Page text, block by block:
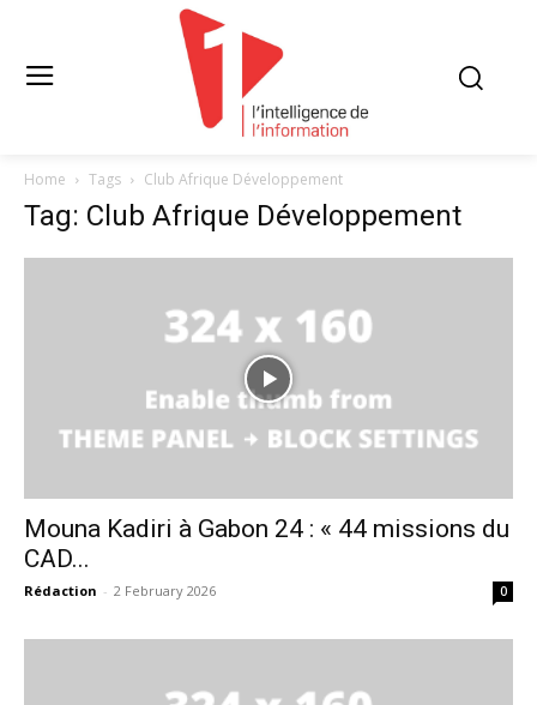
Home Tags Club Afrique Développement
Tag: Club Afrique Développement
Mouna Kadiri à Gabon 24 : « 44 missions du
CAD...
Rédaction - 2 February 2026 0